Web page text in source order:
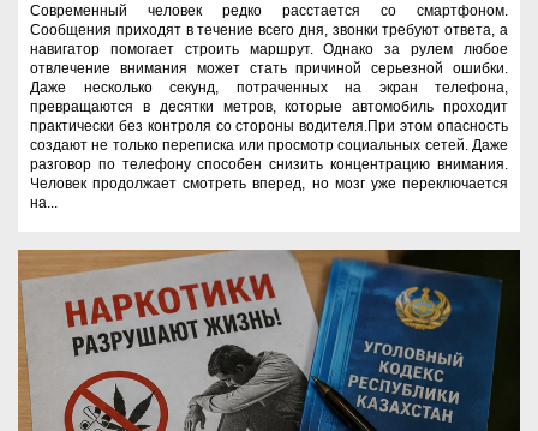
Современный человек редко расстается со смартфоном.
Сообщения приходят в течение всего дня, звонки требуют ответа, а
навигатор помогает строить маршрут. Однако за рулем любое
отвлечение внимания может стать причиной серьезной ошибки.
Даже несколько секунд, потраченных на экран телефона,
превращаются в десятки метров, которые автомобиль проходит
практически без контроля со стороны водителя.При этом опасность
создают не только переписка или просмотр социальных сетей. Даже
разговор по телефону способен снизить концентрацию внимания.
Человек продолжает смотреть вперед, но мозг уже переключается
на...